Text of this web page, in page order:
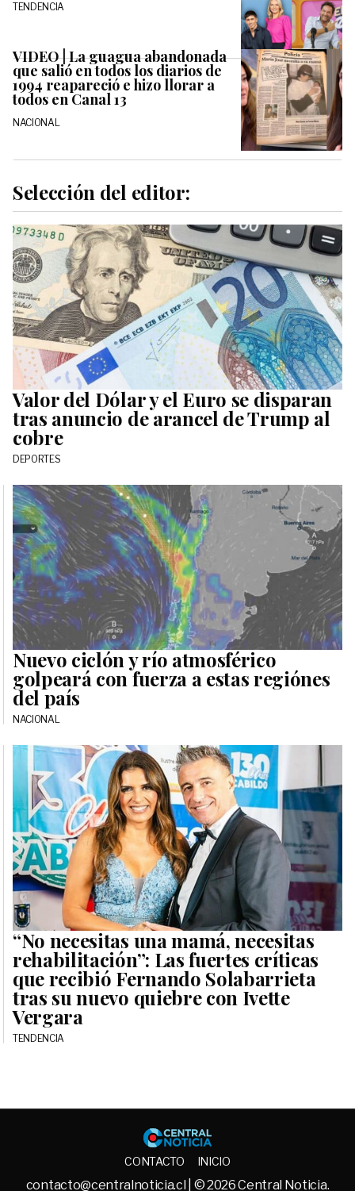
TENDENCIA
VIDEO | La guagua abandonada
que salió en todos los diarios de
1994 reapareció e hizo llorar a
todos en Canal 13
NACIONAL
Selección del editor:
Valor del Dólar y el Euro se disparan
tras anuncio de arancel de Trump al
cobre
DEPORTES
Nuevo ciclón y río atmosférico
golpeará con fuerza a estas regiónes
del país
NACIONAL
“No necesitas una mamá, necesitas
rehabilitación”: Las fuertes críticas
que recibió Fernando Solabarrieta
tras su nuevo quiebre con Ivette
Vergara
TENDENCIA
Central
CONTACTO INICIO
contacto@centralnoticia.cl | © 2026 Central Noticia.